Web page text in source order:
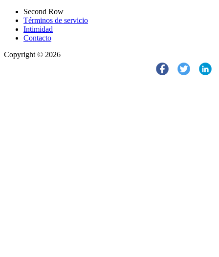
Second Row
Términos de servicio
Intimidad
Contacto
Copyright © 2026